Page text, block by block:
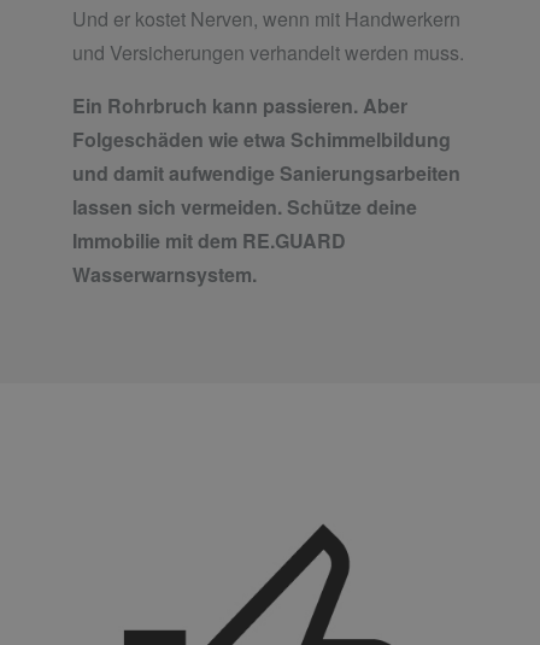
Und er kostet Nerven, wenn mit Handwerkern
und Versicherungen verhandelt werden muss.
Ein Rohrbruch kann passieren. Aber
Folgeschäden wie etwa Schimmelbildung
und damit aufwendige Sanierungsarbeiten
lassen sich vermeiden. Schütze deine
Immobilie mit dem RE.GUARD
Wasserwarnsystem.